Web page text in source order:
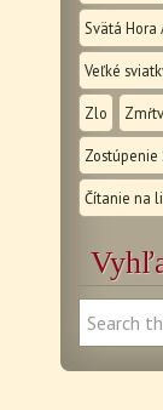
Svätá Hora
Veľké
Zlo
Zostúpenie
Čítanie na